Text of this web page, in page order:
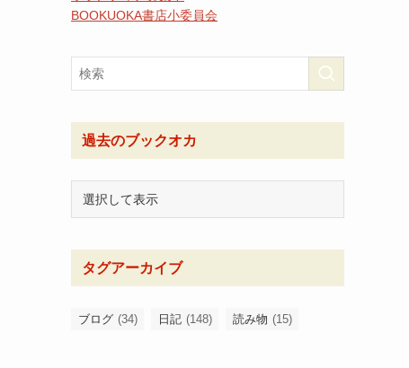
BOOKUOKA書店小委員会
過去のブックオカ
タグアーカイブ
ブログ (34) 日記 (148) 読み物 (15)